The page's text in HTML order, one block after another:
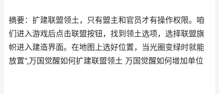
摘要：扩建联盟领土，只有盟主和官员才有操作权限。咱
们进入游戏后点击联盟按钮，找到领土选项，选择联盟旗
帜进入建造界面。在地图上选好位置，当光圈变绿时就能
放置",万国觉醒如何扩建联盟领土 万国觉醒如何增加单位